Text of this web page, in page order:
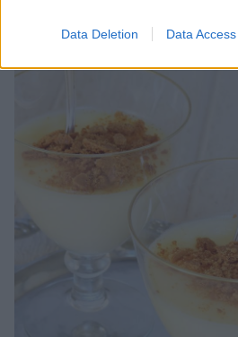
Data Deletion Data Access
hel pepparkaka.